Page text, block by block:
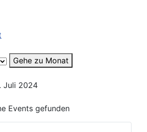
Gehe zu Monat
Juli 2024
Events gefunden